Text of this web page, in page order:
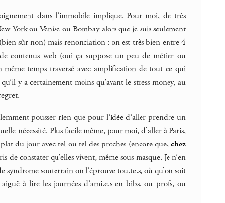
dans l’immobile implique. Pour moi, de très
York ou Venise ou Bombay alors que je suis seulement
sûr non) mais renonciation : on est très bien entre 4
contenus web (oui ça suppose un peu de métier ou
temps traversé avec amplification de tout ce qui
y a certainement moins qu’avant le stress money, au
pousser rien que pour l’idée d’aller prendre un
nécessité. Plus facile même, pour moi, d’aller à Paris,
du jour avec tel ou tel des proches (encore que,chez
constater qu’elles vivent, même sous masque. Je n’en
syndrome souterrain on l’éprouve tou.te.s, où qu’on soit
à lire les journées d’ami.e.s en bibs, ou profs, ou